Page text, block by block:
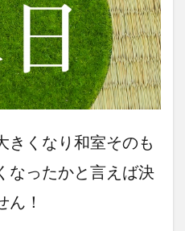
きくなり和室そのも
なったかと言えば決
ん！